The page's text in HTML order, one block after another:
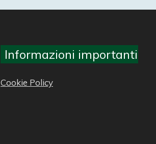
Informazioni importanti
Cookie Policy